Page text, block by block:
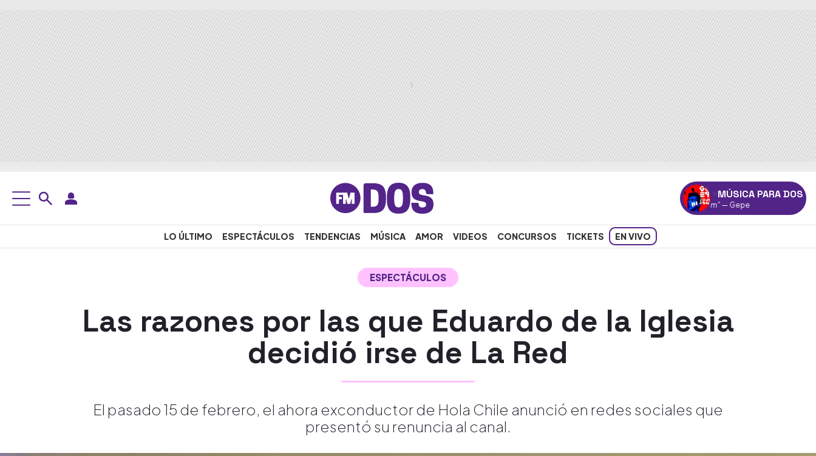
MÚSICA PARA DOS
"Tkm"— Gepe
LO ÚLTIMO ESPECTÁCULOS TENDENCIAS MÚSICA AMOR VIDEOS CONCURSOS TICKETS EN VIVO
ESPECTÁCULOS
Las razones por las que Eduardo de la Iglesia
decidió irse de La Red
El pasado 15 de febrero, el ahora exconductor de Hola Chile anunció en redes sociales que
presentó su renuncia al canal.